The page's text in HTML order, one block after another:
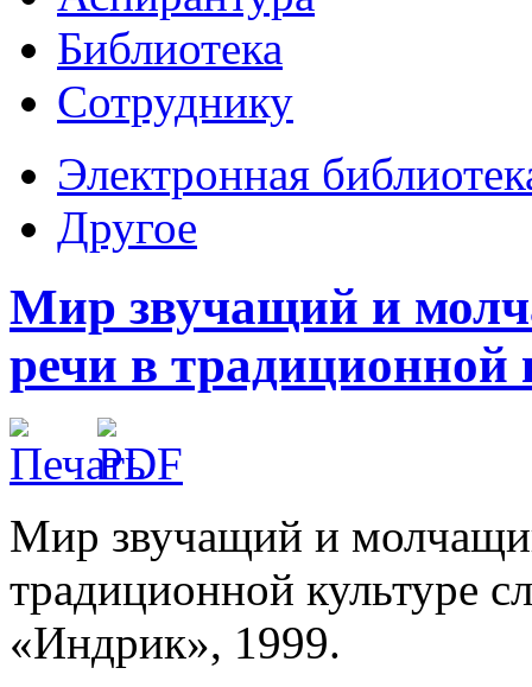
Библиотека
Сотруднику
Электронная
Другое
Мир звучащий и
речи в традиционной
Мир звучащий и
традиционной культуре
«Индрик», 1999.